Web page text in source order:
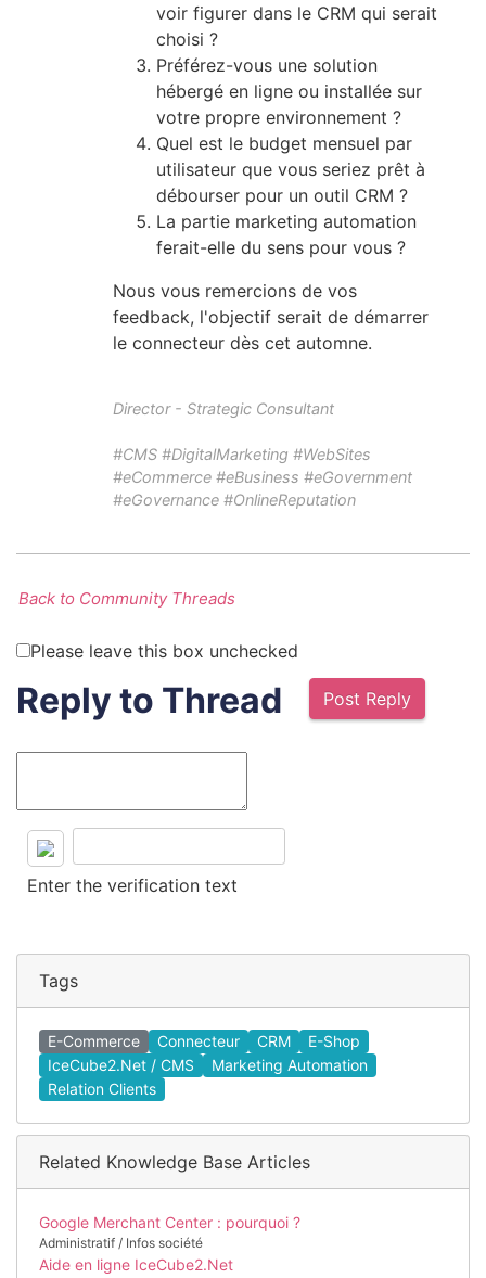
voir figurer dans le CRM qui serait
choisi ?
Préférez-vous une solution
hébergé en ligne ou installée sur
votre propre environnement ?
Quel est le budget mensuel par
utilisateur que vous seriez prêt à
débourser pour un outil CRM ?
La partie marketing automation
ferait-elle du sens pour vous ?
Nous vous remercions de vos
feedback, l'objectif serait de démarrer
le connecteur dès cet automne.
Director - Strategic Consultant
#CMS #DigitalMarketing #WebSites
#eCommerce #eBusiness #eGovernment
#eGovernance #OnlineReputation
Back to Community Threads
Please leave this box unchecked
Reply to Thread
Enter the verification text
Tags
E-Commerce Connecteur CRM
E-Shop
IceCube2.Net / CMS
Marketing Automation
Relation Clients
Related Knowledge Base Articles
Google Merchant Center : pourquoi ?
Administratif / Infos société
Aide en ligne IceCube2.Net